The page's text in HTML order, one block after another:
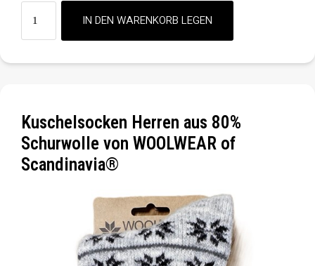
Kuschelsocken Herren aus 80%
Schurwolle von WOOLWEAR of
Scandinavia®